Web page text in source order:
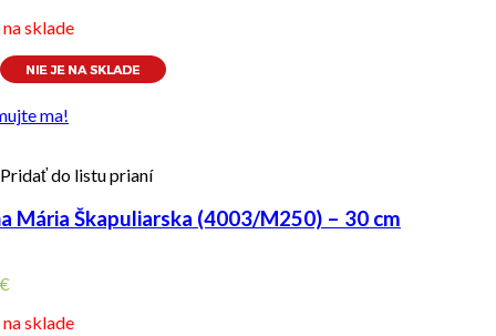
sklade
ma!
Pridať do listu prianí
Mária Škapuliarska (4003/M250) – 30 cm
€
sklade